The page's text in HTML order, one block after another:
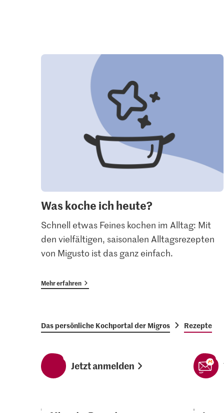
Was koche ich heute?
Schnell etwas Feines kochen im Alltag: Mit
den vielfältigen, saisonalen Alltagsrezepten
von Migusto ist das ganz einfach.
Mehr erfahren
Das persönliche Kochportal der Migros Rezepte
Jetzt anmelden